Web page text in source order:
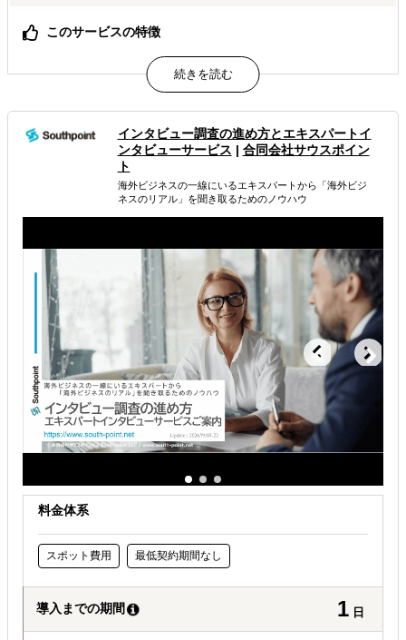
このサービスの特徴
貴社の海外営業チーム、私たちが現地で代わりに動きま
す。
属するジャンル
海外進出コンサルティング 海外市場調査・マーケティング
販路拡大（営業代行・販売代理店探し）
自社商材に最適な販売方法を知りたい
自社商材の現地でのニーズを知りたい
インタビュー調査の進め方とエキスパートイ
ンタビューサービス | 合同会社サウスポイン
ト
海外ビジネスの一線にいるエキスパートから 「海外ビジ
ネスのリアル」を聞き取るためのノウハウ
料金体系
スポット費用 最低契約期間なし
導入までの期間 1 日